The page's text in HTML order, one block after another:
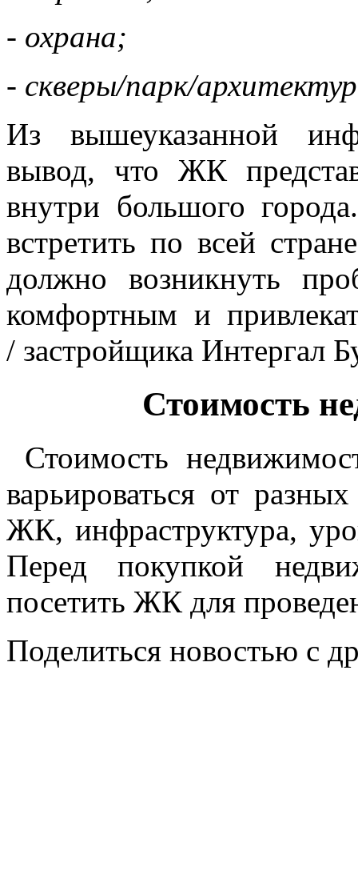
- охрана;
- скверы/парк/
Из вышеуказанной
вывод, что ЖК
внутри большого
встретить по всей
должно возникнуть
комфортным и
/ застройщика Интергал
Стоимость
Стоимость
варьироваться от
ЖК, инфраструктура,
Перед покупкой
посетить ЖК для
Поделиться новостью с